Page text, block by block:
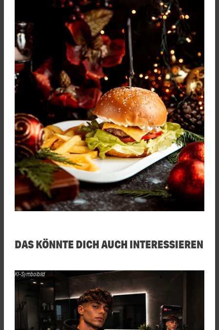
DAS KÖNNTE DICH AUCH INTERESSIEREN
KI-Symbolbild